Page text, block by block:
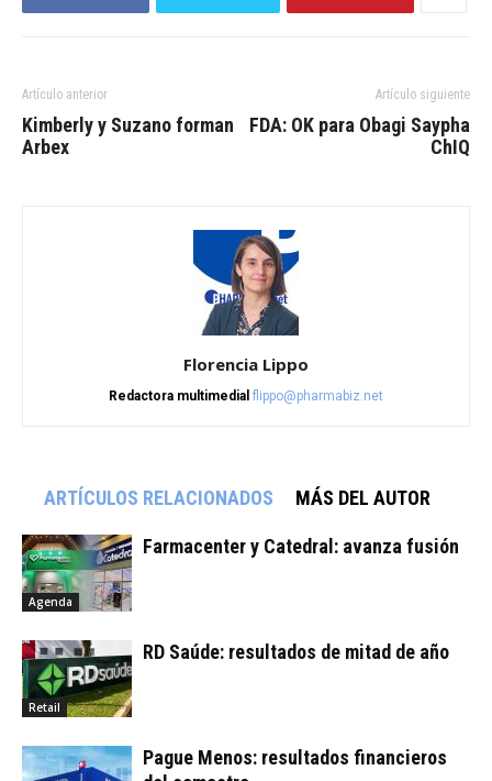
Artículo anterior
Kimberly y Suzano forman
Arbex
Artículo siguiente
FDA: OK para Obagi Saypha
ChIQ
Florencia Lippo
Redactora multimedial flippo@pharmabiz.net
ARTÍCULOS RELACIONADOS MÁS DEL AUTOR
Agenda
Farmacenter y Catedral: avanza fusión
Retail
RD Saúde: resultados de mitad de año
Pague Menos: resultados financieros